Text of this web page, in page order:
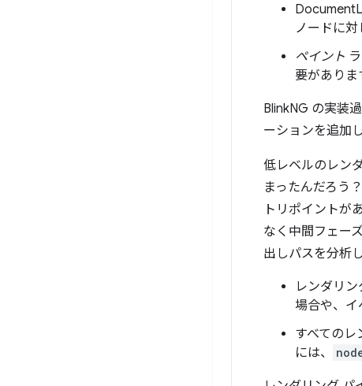
ノードに対
ペイント
要がありま
BlinkNG の実装
ーションを追加
低レベルのレン
まったんだろう
トリポイントが
なく中間フェー
出しパスを分析
レンダリ
場合や、イ
すべての
には、